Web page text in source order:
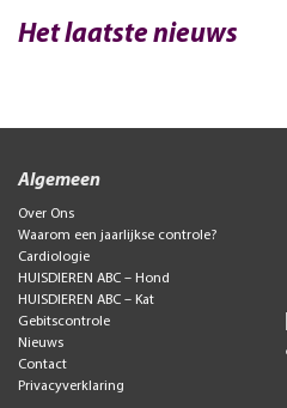
Het laatste nieuws
Algemeen
Over Ons
Waarom een jaarlijkse controle?
Cardiologie
HUISDIEREN ABC – Hond
HUISDIEREN ABC – Kat
Gebitscontrole
Nieuws
Contact
Privacyverklaring